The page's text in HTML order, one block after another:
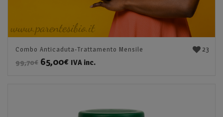
23
Combo Anticaduta-Trattamento Mensile
99,70€ 65,00€ IVA inc.